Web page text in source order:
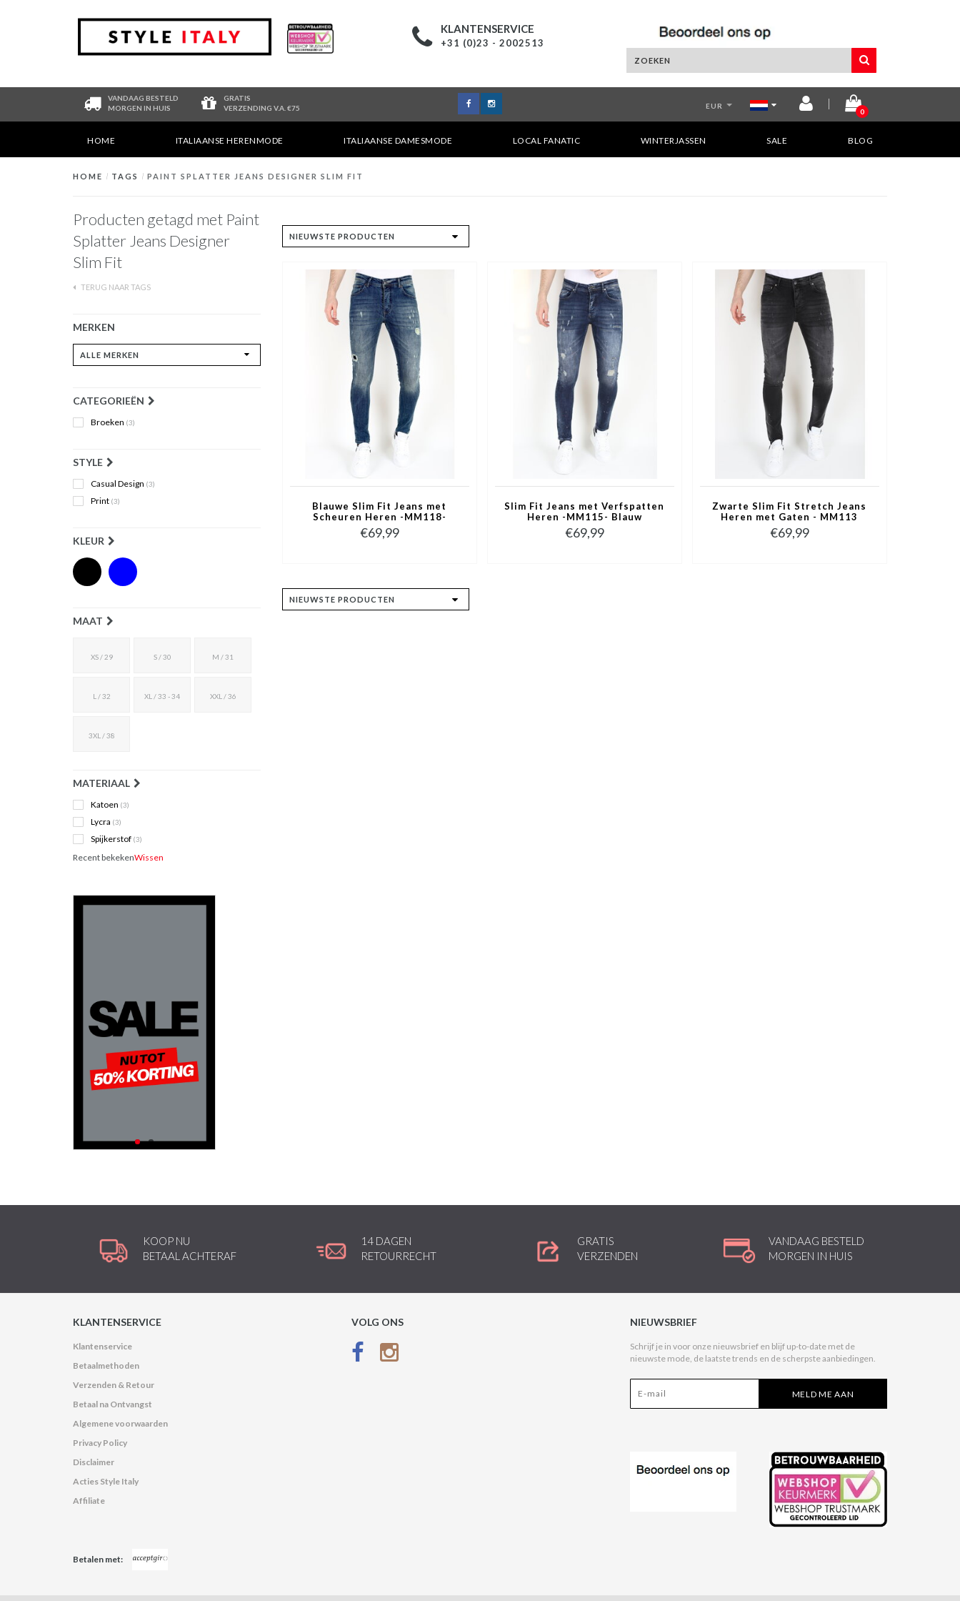
KLANTENSERVICE
+31 (0)23 - 2002513
VANDAAG BESTELD
MORGEN IN HUIS
GRATIS
VERZENDING V.A. €75
EUR
0
HOME ITALIAANSE HERENMODE ITALIAANSE DAMESMODE LOCAL FANATIC WINTERJASSEN SALE BLOG
HOME / TAGS / PAINT SPLATTER JEANS DESIGNER SLIM FIT
Producten getagd met Paint
Splatter Jeans Designer
Slim Fit
TERUG NAAR TAGS
MERKEN
CATEGORIEËN
Broeken (3)
STYLE
Casual Design (3)
Print (3)
KLEUR
MAAT
XS / 29 S / 30 M / 31
L / 32 XL / 33 - 34 XXL / 36
3XL / 38
MATERIAAL
Katoen (3)
Lycra (3)
Spijkerstof (3)
Recent bekekenWissen
Blauwe Slim Fit Jeans met
Scheuren Heren -MM118-
Blauw
€69,99
Slim Fit Jeans met Verfspatten
Heren -MM115- Blauw
€69,99
Zwarte Slim Fit Stretch Jeans
Heren met Gaten - MM113
€69,99
KOOP NU
BETAAL ACHTERAF
14 DAGEN
RETOURRECHT
GRATIS
VERZENDEN
VANDAAG BESTELD
MORGEN IN HUIS
KLANTENSERVICE
Klantenservice
Betaalmethoden
Verzenden & Retour
Betaal na Ontvangst
Algemene voorwaarden
Privacy Policy
Disclaimer
Acties Style Italy
Affiliate
VOLG ONS NIEUWSBRIEF
Schrijf je in voor onze nieuwsbrief en blijf up-to-date met de
nieuwste mode, de laatste trends en de scherpste aanbiedingen.
MELD ME AAN
Betalen met: